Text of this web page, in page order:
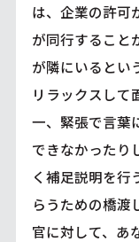
は、企業の許可
が同行すること
が隣にいるとい
リラックスして
一、緊張で言葉
できなかったり
く補足説明を行
らうための橋渡
官に対して、あ